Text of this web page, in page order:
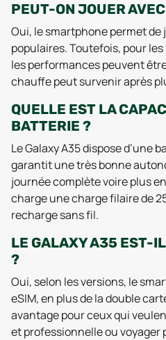
PEUT-ON JOUER
Oui, le smartphone permet de
populaires. Toutefois, pour
les performances peuvent
chauffe peut survenir après
QUELLE EST LA
BATTERIE ?
Le Galaxy A35 dispose d’une
garantit une très bonne
journée complète voire plus
charge une charge filaire de
recharge sans fil.
LE GALAXY A35 EST-
?
Oui, selon les versions, le
eSIM, en plus de la double
avantage pour ceux qui
et professionnelle ou voyager